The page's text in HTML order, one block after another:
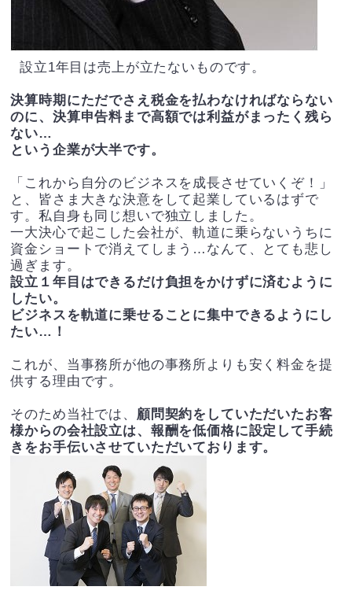
設立1年目は売上が立たないものです。
決算時期にただでさえ税金を払わなければならない
のに、決算申告料まで高額では利益がまったく残ら
ない…
という企業が大半です。
「これから自分のビジネスを成長させていくぞ！」
と、皆さま大きな決意をして起業しているはずで
す。私自身も同じ想いで独立しました。
一大決心で起こした会社が、軌道に乗らないうちに
資金ショートで消えてしまう…なんて、とても悲し
過ぎます。
設立１年目はできるだけ負担をかけずに済むように
したい。
ビジネスを軌道に乗せることに集中できるようにし
たい…！
これが、当事務所が他の事務所よりも安く料金を提
供する理由です。
そのため当社では、 顧問契約をしていただいたお客
様からの会社設立は、報酬を低価格に設定して手続
きをお手伝いさせていただいております。